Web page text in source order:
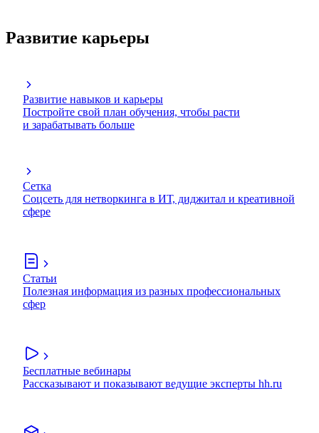
Развитие карьеры
Развитие навыков и карьеры
Постройте свой план обучения, чтобы расти
и зарабатывать больше
Сетка
Соцсеть для нетворкинга в ИТ, диджитал и креативной
сфере
Статьи
Полезная информация из разных профессиональных
сфер
Бесплатные вебинары
Рассказывают и показывают ведущие эксперты hh.ru